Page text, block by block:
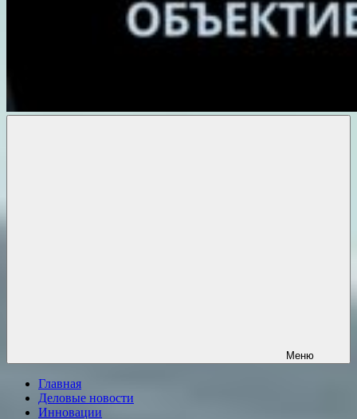
Меню
Главная
Деловые новости
Инновации